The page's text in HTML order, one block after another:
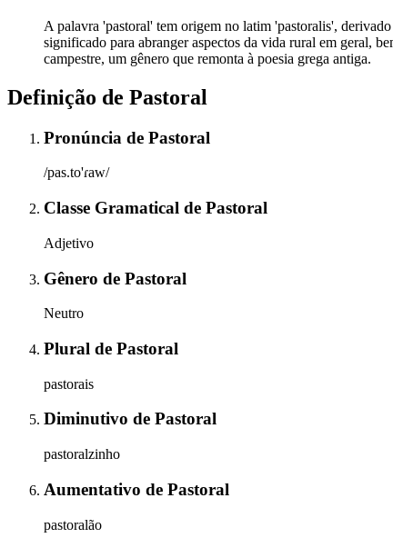
A palavra 'pastoral' tem origem no latim 'pastoralis',
significado para abranger aspectos da vida rural em geral,
campestre, um gênero que remonta à poesia grega antiga.
Definição de Pastoral
Pronúncia de Pastoral
/pas.to'ɾaw/
Classe Gramatical de Pastoral
Adjetivo
Gênero de Pastoral
Neutro
Plural de Pastoral
pastorais
Diminutivo de Pastoral
pastoralzinho
Aumentativo de Pastoral
pastoralão